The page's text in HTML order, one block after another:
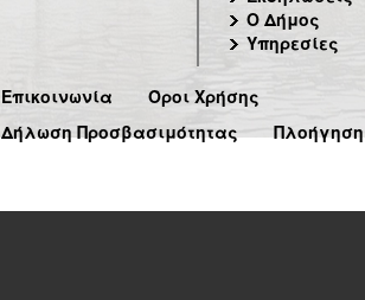
Ο Δήμος
Υπηρεσίες
Επικοινωνία
Όροι Χρήσης
Δήλωση Προσβασιμότητας
Πλοήγηση